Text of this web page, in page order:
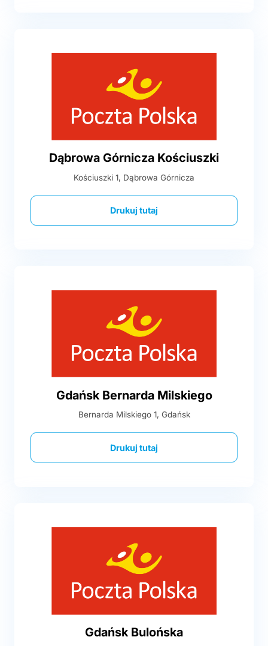
Dąbrowa Górnicza Kościuszki
Kościuszki 1, Dąbrowa Górnicza
Drukuj tutaj
Gdańsk Bernarda Milskiego
Bernarda Milskiego 1, Gdańsk
Drukuj tutaj
Gdańsk Bulońska